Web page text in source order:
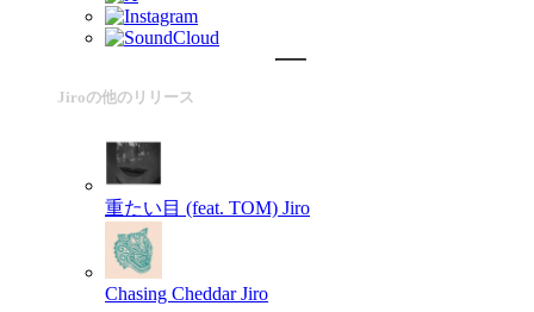
Jiroの他のリリース
重たい目 (feat. TOM) Jiro
Chasing Cheddar Jiro